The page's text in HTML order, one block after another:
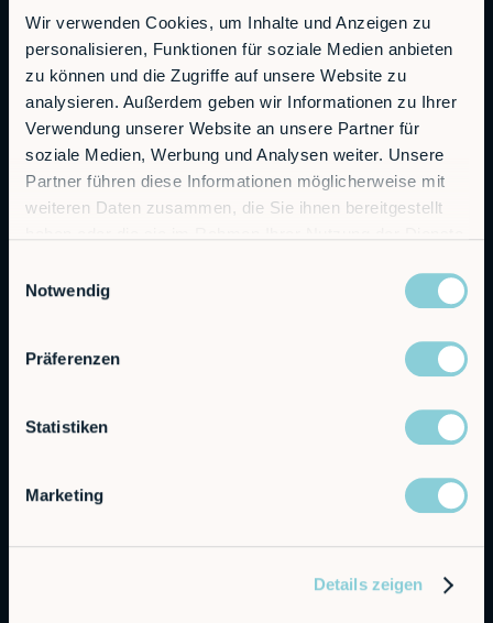
Wir verwenden Cookies, um Inhalte und Anzeigen zu
personalisieren, Funktionen für soziale Medien anbieten
zu können und die Zugriffe auf unsere Website zu
analysieren. Außerdem geben wir Informationen zu Ihrer
Verwendung unserer Website an unsere Partner für
soziale Medien, Werbung und Analysen weiter. Unsere
Partner führen diese Informationen möglicherweise mit
weiteren Daten zusammen, die Sie ihnen bereitgestellt
Notwendig
Präferenzen
Statistiken
Marketing
Details zeigen
RobCo GmbH
80333 Munich
General Inquiries
info@robco.de
+49 89 94424076
support@robco.de
Solutions
Embedded Robotics